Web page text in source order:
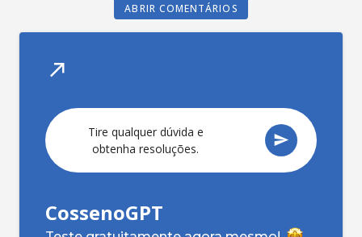
ABRIR COMENTÁRIOS
Tire qualquer dúvida e
obtenha resoluções.
CossenoGPT